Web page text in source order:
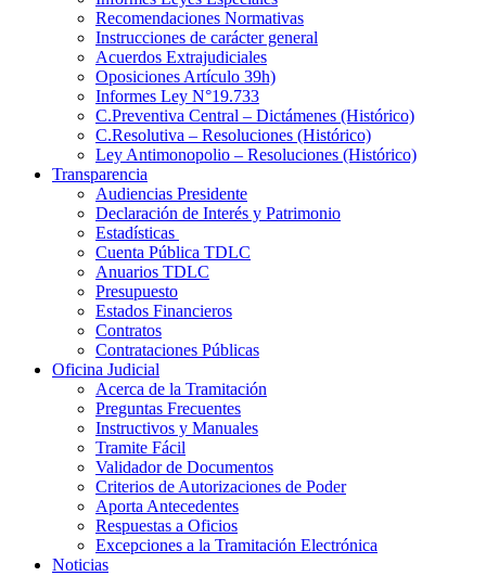
Recomendaciones Normativas
Instrucciones de carácter general
Acuerdos Extrajudiciales
Oposiciones Artículo 39h)
Informes Ley N°19.733
C.Preventiva Central – Dictámenes (Histórico)
C.Resolutiva – Resoluciones (Histórico)
Ley Antimonopolio – Resoluciones (Histórico)
Transparencia
Audiencias Presidente
Declaración de Interés y Patrimonio
Estadísticas
Cuenta Pública TDLC
Anuarios TDLC
Presupuesto
Estados Financieros
Contratos
Contrataciones Públicas
Oficina Judicial
Acerca de la Tramitación
Preguntas Frecuentes
Instructivos y Manuales
Tramite Fácil
Validador de Documentos
Criterios de Autorizaciones de Poder
Aporta Antecedentes
Respuestas a Oficios
Excepciones a la Tramitación Electrónica
Noticias